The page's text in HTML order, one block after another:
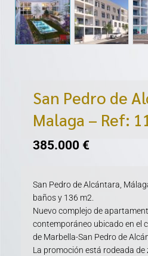
San Pedro de
Malaga – Ref:
385.000 €
San Pedro de Alcántara,
baños y 136 m2.
Nuevo complejo de
contemporáneo ubicado en el
de Marbella-San Pedro de
La promoción está rodeada de